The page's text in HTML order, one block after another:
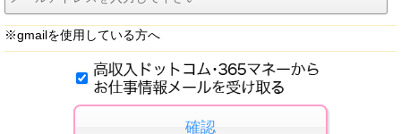
※gmailを使用している方へ